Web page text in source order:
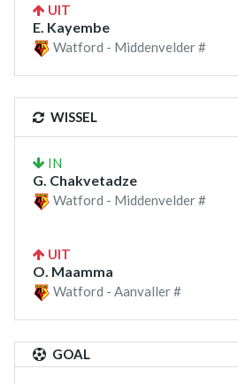
UIT
E. Kayembe
Watford - Middenvelder #
WISSEL
IN
G. Chakvetadze
Watford - Middenvelder #
UIT
O. Maamma
Watford - Aanvaller #
GOAL